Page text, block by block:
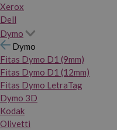
Xerox
Dell
Dymo
Dymo
Fitas Dymo D1 (9mm)
Fitas Dymo D1 (12mm)
Fitas Dymo LetraTag
Dymo 3D
Kodak
Olivetti